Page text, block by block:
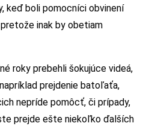
keď boli pomocníci obvinení
inak by obetiam
roky prebehli šokujúce videá,
prejdenie batoľaťa,
nepríde pomôcť, či prípady,
prejde ešte niekoľko ďalších